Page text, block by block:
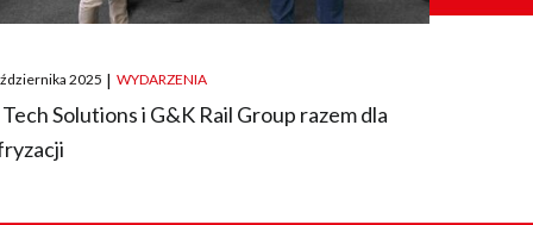
2025 | WYDARZENIA
Tech Solutions i G&K Rail Group razem dla